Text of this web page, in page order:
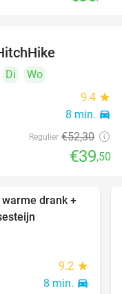
Di
Wo
9.4 star
8 min. directions_car
Regulier €52,30
€39,50
40%
drank +
9.2 star
8 min. directions_car